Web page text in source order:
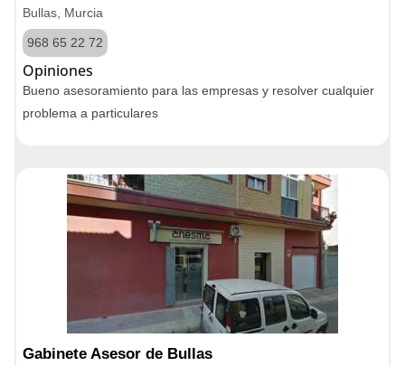
Bullas, Murcia
968 65 22 72
Opiniones
Bueno asesoramiento para las empresas y resolver cualquier
problema a particulares
Gabinete Asesor de Bullas